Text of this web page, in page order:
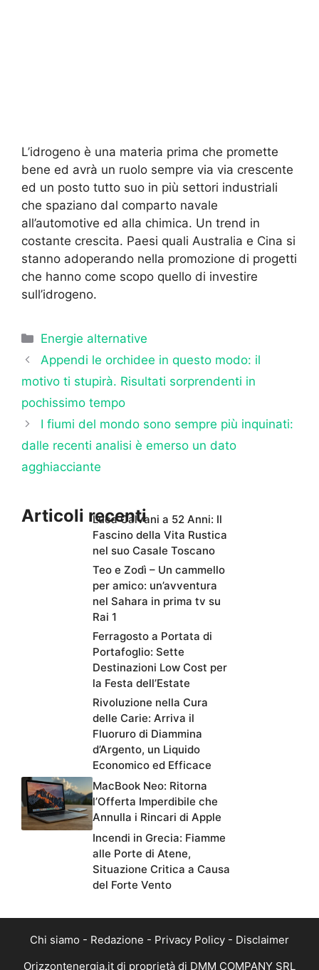
L’idrogeno è una materia prima che promette
bene ed avrà un ruolo sempre via via crescente
ed un posto tutto suo in più settori industriali
che spaziano dal comparto navale
all’automotive ed alla chimica. Un trend in
costante crescita. Paesi quali Australia e Cina si
stanno adoperando nella promozione di progetti
che hanno come scopo quello di investire
sull’idrogeno.
Categorie
Energie alternative
Appendi le orchidee in questo modo: il
motivo ti stupirà. Risultati sorprendenti in
pochissimo tempo
I fiumi del mondo sono sempre più inquinati:
dalle recenti analisi è emerso un dato
agghiacciante
Articoli recentiLuca Calvani a 52 Anni: Il
Fascino della Vita Rustica
nel suo Casale Toscano
Teo e Zodì – Un cammello
per amico: un’avventura
nel Sahara in prima tv su
Rai 1
Ferragosto a Portata di
Portafoglio: Sette
Destinazioni Low Cost per
la Festa dell’Estate
Rivoluzione nella Cura
delle Carie: Arriva il
Fluoruro di Diammina
d’Argento, un Liquido
Economico ed Efficace
MacBook Neo: Ritorna
l’Offerta Imperdibile che
Annulla i Rincari di Apple
Incendi in Grecia: Fiamme
alle Porte di Atene,
Situazione Critica a Causa
del Forte Vento
Chi siamo - Redazione - Privacy Policy - Disclaimer
Orizzontenergia.it di proprietà di DMM COMPANY SRL